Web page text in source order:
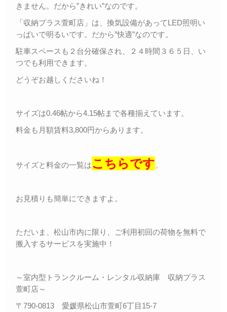
きません。だから”きれい”なのです。
「収納プラス萱町店」は、換気設備があってLED照明い
っぱいで明るいです。だから”快適”なのです。
駐車スペースも２台分確保され、２４時間３６５日、い
つでも利用できます。
どうぞお越しくださいね！
サイズは0.46帖から4.15帖まで各種揃えています。
料金も月額賃料3,800円からあります。
サイズと料金の一覧はこちらです。
お見積りも簡単にできますよ。
ただいま、松山市内に限り、ご利用初回の荷物を無料で
搬入するサービスを実施中！
～室内型トランクルーム・レンタル収納庫 収納プラス
萱町店～
〒790-0813 愛媛県松山市萱町6丁目15-7